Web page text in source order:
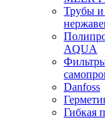
Трубы и
AQUA
Danfoss
Гибкая